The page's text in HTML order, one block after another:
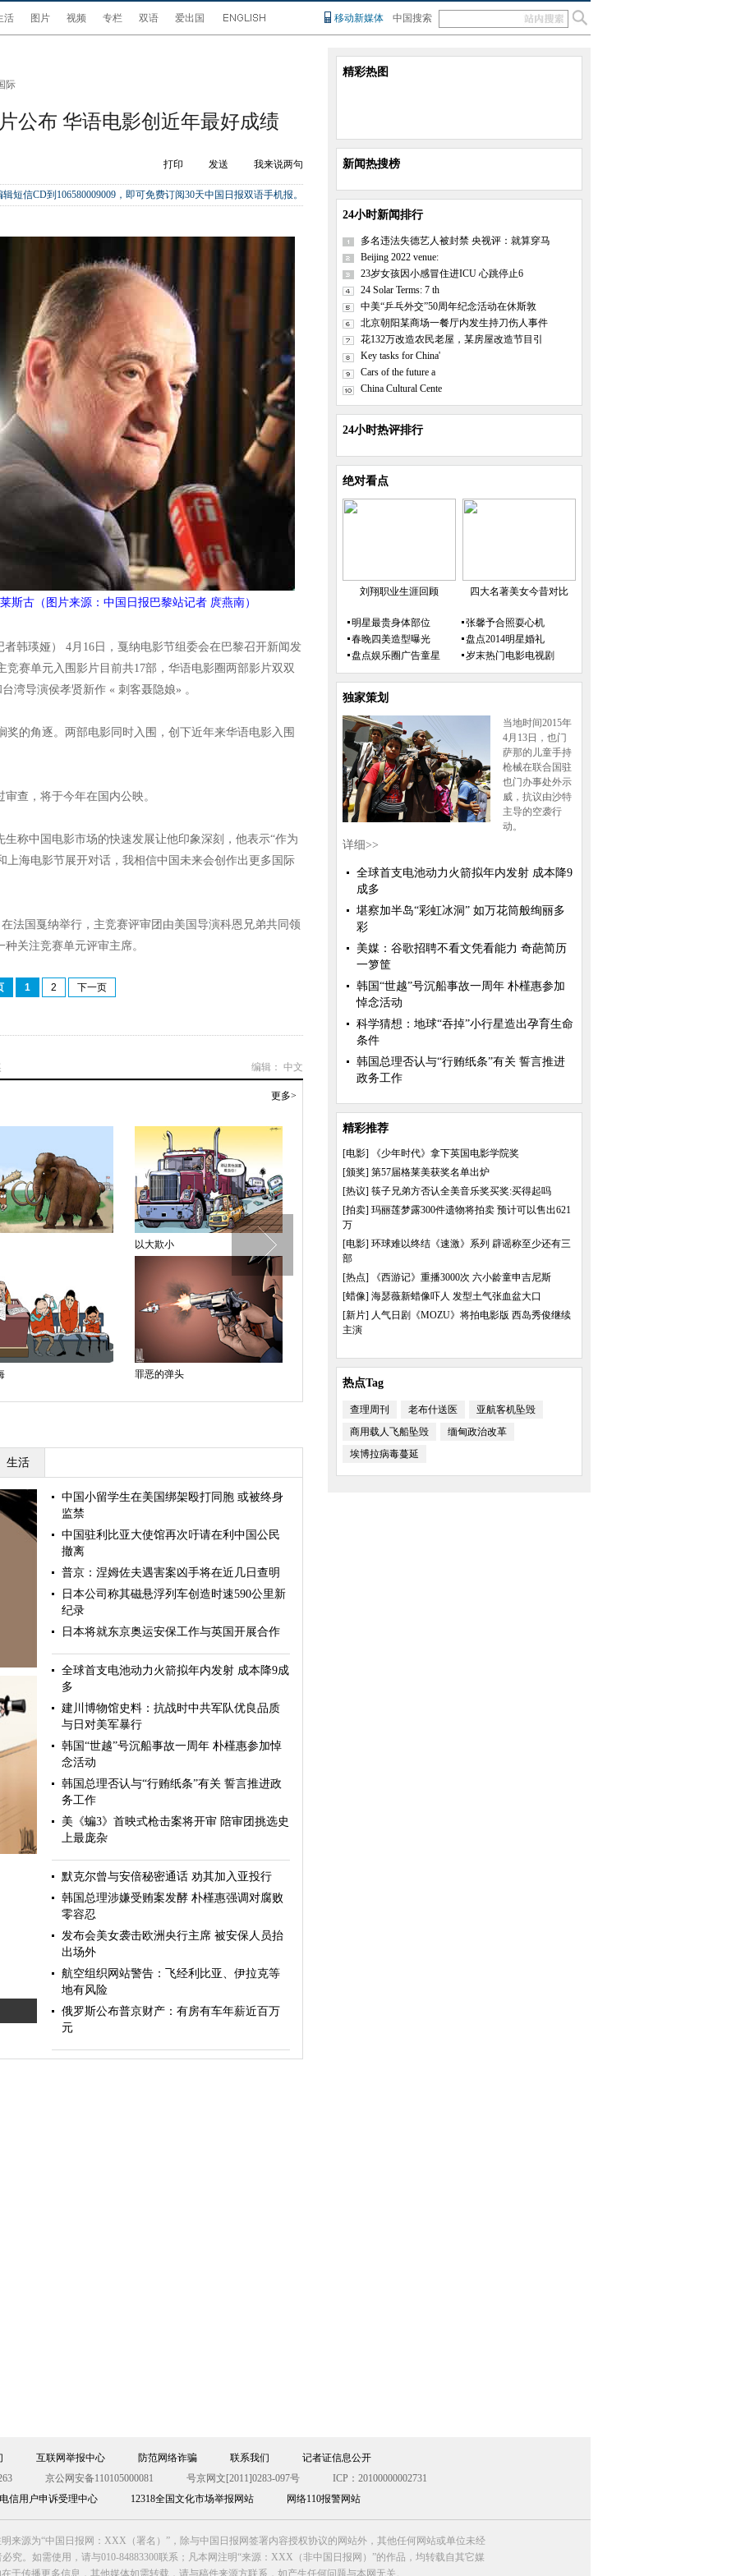
活 图片 视频 专栏 双语 爱出国 移动新媒体 中国搜索
际
公布 华语电影创近年最好成绩
打印 发送 我来说两句
短信CD到106580009009，即可免费订阅30天中国日报双语手机报。
斯古（图片来源：中国日报巴黎站记者 庹燕南）
韩瑛娅） 4月16日，戛纳电影节组委会在巴黎召开新闻发
竞赛单元入围影片目前共17部，华语电影圈两部影片双双
湾导演侯孝贤新作 « 刺客聂隐娘» 。
的角逐。两部电影同时入围，创下近年来华语电影入围
查，将于今年在国内公映。
称中国电影市场的快速发展让他印象深刻，他表示“作为
上海电影节展开对话，我相信中国未来会创作出更多国际
法国戛纳举行，主竞赛评审团由美国导演科恩兄弟共同领
关注竞赛单元评审主席。
1 2 下一页
编辑： 中文
更多>
韩国最美女老师遭扒皮
无可奈何
握手在即
羡慕嫉妒恨
生活
中国小留学生在美国绑架殴打同胞 或被终身
监禁
中国驻利比亚大使馆再次吁请在利中国公民
撤离
普京：涅姆佐夫遇害案凶手将在近几日查明
日本公司称其磁悬浮列车创造时速590公里新
纪录
日本将就东京奥运安保工作与英国开展合作
全球首支电池动力火箭拟年内发射 成本降9成
多
建川博物馆史料：抗战时中共军队优良品质
与日对美军暴行
韩国“世越”号沉船事故一周年 朴槿惠参加悼
念活动
韩国总理否认与“行贿纸条”有关 誓言推进政
务工作
美《蝙3》首映式枪击案将开审 陪审团挑选史
上最庞杂
默克尔曾与安倍秘密通话 劝其加入亚投行
韩国总理涉嫌受贿案发酵 朴槿惠强调对腐败
零容忍
发布会美女袭击欧洲央行主席 被安保人员抬
出场外
航空组织网站警告：飞经利比亚、伊拉克等
地有风险
俄罗斯公布普京财产：有房有车年薪近百万
元
精彩热图
新闻热搜榜
24小时新闻排行
多名违法失德艺人被封禁 央视评：就算穿马
Beijing 2022 venue:
23岁女孩因小感冒住进ICU 心跳停止6
24 Solar Terms: 7 th
中美“乒乓外交”50周年纪念活动在休斯敦
北京朝阳某商场一餐厅内发生持刀伤人事件
花132万改造农民老屋，某房屋改造节目引
Key tasks for China'
Cars of the future a
China Cultural Cente
24小时热评排行
绝对看点
刘翔职业生涯回顾 四大名著美女今昔对比
明星最贵身体部位
春晚四美造型曝光
盘点娱乐圈广告童星
张馨予合照耍心机
盘点2014明星婚礼
岁末热门电影电视剧
独家策划
当地时间2015年
4月13日，也门
萨那的儿童手持
枪械在联合国驻
也门办事处外示
威，抗议由沙特
主导的空袭行
动。
详细>>
全球首支电池动力火箭拟年内发射 成本降9
成多
堪察加半岛“彩虹冰洞” 如万花筒般绚丽多
彩
美媒：谷歌招聘不看文凭看能力 奇葩简历
一箩筐
韩国“世越”号沉船事故一周年 朴槿惠参加
悼念活动
科学猜想：地球“吞掉”小行星造出孕育生命
条件
韩国总理否认与“行贿纸条”有关 誓言推进
政务工作
精彩推荐
[电影]
《少年时代》拿下英国电影学院奖
[颁奖] 第57届格莱美获奖名单出炉
[热议] 筷子兄弟方否认全美音乐奖买奖:买得起吗
[拍卖] 玛丽莲梦露300件遗物将拍卖 预计可以售出621
万
[电影] 环球难以终结《速激》系列 辟谣称至少还有三
部
[热点]
《西游记》重播3000次 六小龄童申吉尼斯
[蜡像] 海瑟薇新蜡像吓人 发型土气张血盆大口
[新片] 人气日剧《MOZU》将拍电影版 西岛秀俊继续
主演
热点Tag
查理周刊 老布什送医
亚航客机坠毁
商用载人飞船坠毁
缅甸政治改革
埃博拉病毒蔓延
互联网举报中心 防范网络诈骗 联系我们
记者证信息公开
京公网安备110105000081 号京网文[2011]0283-097号
ICP：20100000002731
信用户申诉受理中心
12318全国文化市场举报网站 网络110报警网站
来源为“中国日报网：XXX（署名）”，除与中国日报网签署内容授权协议的网站外，其他任何网站或单位未经
究。如需使用，请与010-84883300联系；凡本网注明“来源：XXX（非中国日报网）”的作品，均转载自其它媒
于传播更多信息，其他媒体如需转载，请与稿件来源方联系，如产生任何问题与本网无关。